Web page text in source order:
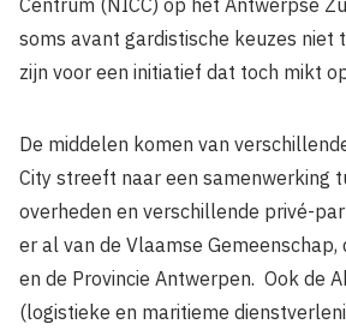
Centrum (NICC) op het Antwerpse
soms avant­ gardistische keuzes niet
zijn voor een initiatief dat toch mikt
De middelen komen van
City streeft naar een samenwer­king
overheden en ver­schillende privé-
er al van de Vlaamse
en de Provincie Antwerpen. Ook de
(logistieke en maritieme